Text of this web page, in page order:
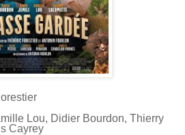
Lou, Didier Bourdon, Thierry
Cayrey